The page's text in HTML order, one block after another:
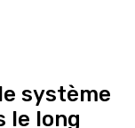
système
le long